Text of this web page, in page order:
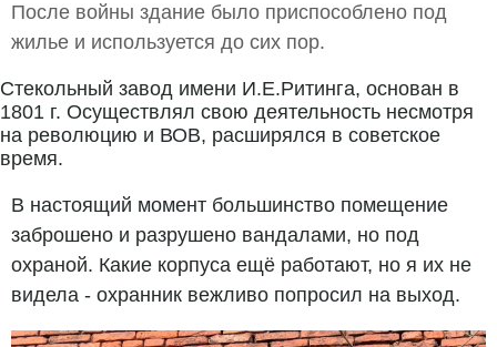
После войны здание было приспособлено под
жилье и используется до сих пор.
Стекольный завод имени И.Е.Ритинга, основан в
1801 г. Осуществлял свою деятельность несмотря
на революцию и ВОВ, расширялся в советское
время.
В настоящий момент большинство помещение
заброшено и разрушено вандалами, но под
охраной. Какие корпуса ещё работают, но я их не
видела - охранник вежливо попросил на выход.